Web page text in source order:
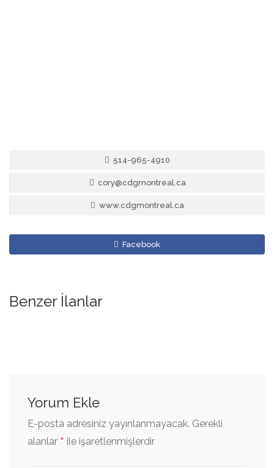
514-965-4910
cory@cdgmontreal.ca
www.cdgmontreal.ca
Facebook
Benzer İlanlar
Yorum Ekle
E-posta adresiniz yayınlanmayacak. Gerekli
alanlar * ile işaretlenmişlerdir